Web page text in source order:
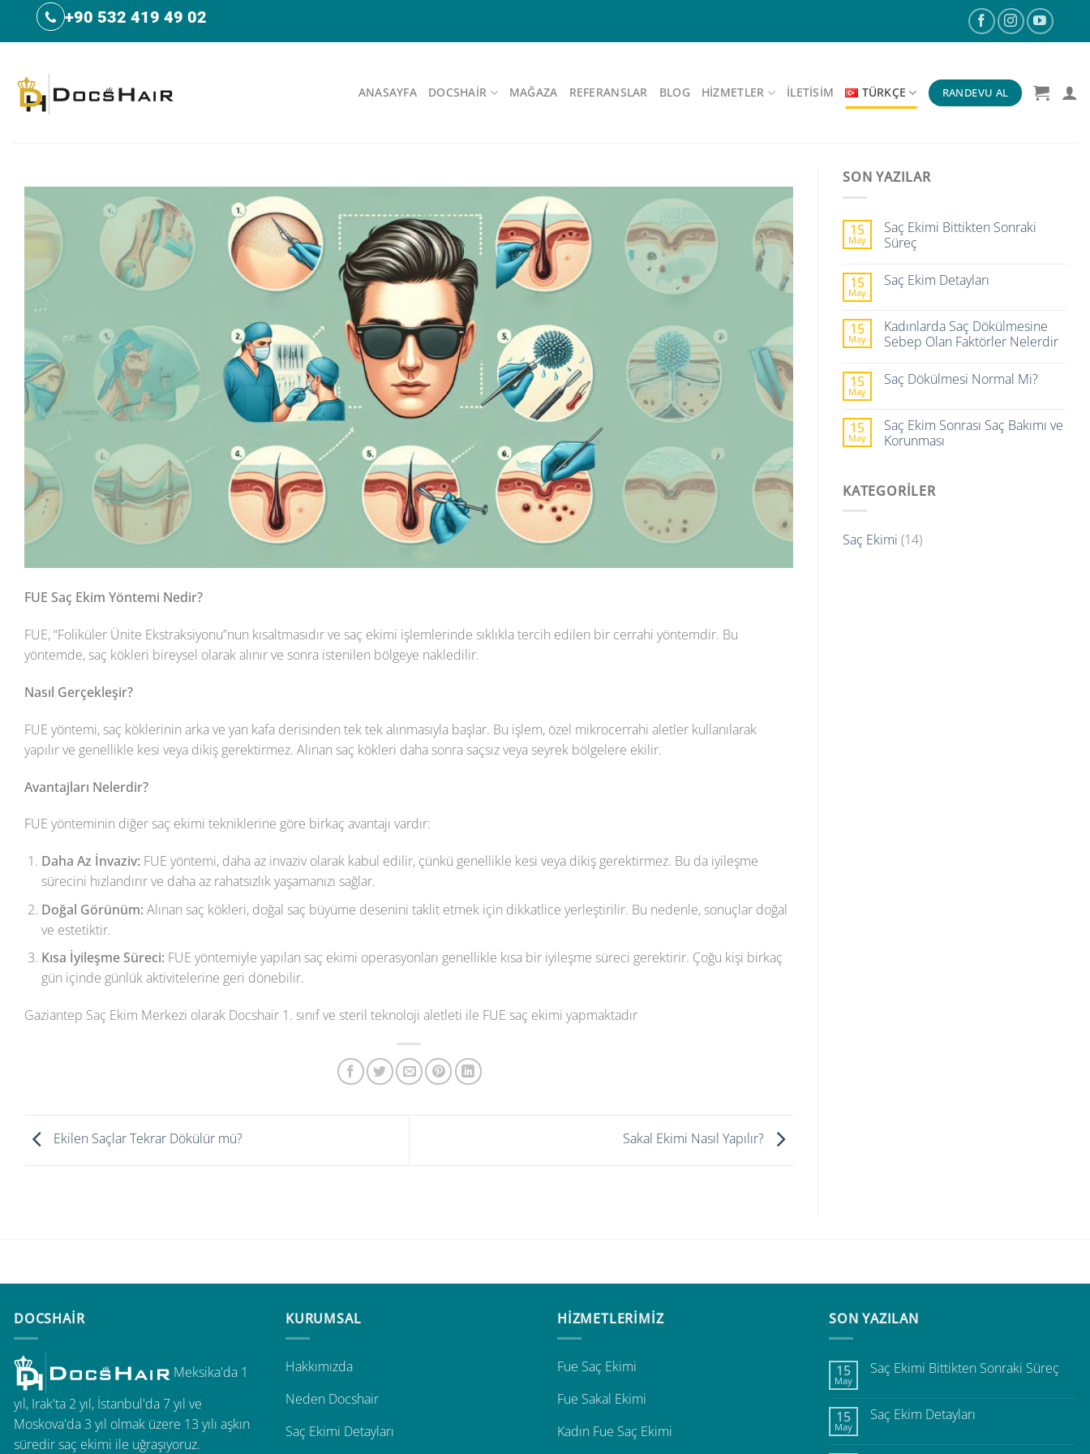
İçeriğe
+90 532 419 49 02
ANASAYFA DOCSHAIR MAĞAZA REFERANSLAR BLOG HIZMETLER ILETISIM TÜRKÇE RANDEVU AL
FUE Saç Ekim Yöntemi Nedir?
FUE, “Foliküler Ünite Ekstraksiyonu”nun kısaltmasıdır ve saç ekimi işlemlerinde sıklıkla tercih edilen bir cerrahi yöntemdir. Bu
yöntemde, saç kökleri bireysel olarak alınır ve sonra istenilen bölgeye nakledilir.
Nasıl Gerçekleşir?
FUE yöntemi, saç köklerinin arka ve yan kafa derisinden tek tek alınmasıyla başlar. Bu işlem, özel mikrocerrahi aletler kullanılarak
yapılır ve genellikle kesi veya dikiş gerektirmez. Alınan saç kökleri daha sonra saçsız veya seyrek bölgelere ekilir.
Avantajları Nelerdir?
FUE yönteminin diğer saç ekimi tekniklerine göre birkaç avantajı vardır:
Daha Az İnvaziv: FUE yöntemi, daha az invaziv olarak kabul edilir, çünkü genellikle kesi veya dikiş gerektirmez. Bu da iyileşme
sürecini hızlandırır ve daha az rahatsızlık yaşamanızı sağlar.
Doğal Görünüm: Alınan saç kökleri, doğal saç büyüme desenini taklit etmek için dikkatlice yerleştirilir. Bu nedenle, sonuçlar doğal
ve estetiktir.
Kısa İyileşme Süreci: FUE yöntemiyle yapılan saç ekimi operasyonları genellikle kısa bir iyileşme süreci gerektirir. Çoğu kişi birkaç
gün içinde günlük aktivitelerine geri dönebilir.
Gaziantep Saç Ekim Merkezi olarak Docshair 1. sınıf ve steril teknoloji aletleti ile FUE saç ekimi yapmaktadır
Ekilen Saçlar Tekrar Dökülür mü? Sakal Ekimi Nasıl Yapılır?
SON YAZILAR
15
May
Saç Ekimi Bittikten Sonraki
Süreç
15
May
Saç Ekim Detayları
15
May
Kadınlarda Saç Dökülmesine
Sebep Olan Faktörler Nelerdir
15
May
Saç Dökülmesi Normal Mi?
15
May
Saç Ekim Sonrası Saç Bakımı ve
Korunması
KATEGORILER
Saç Ekimi (14)
DOCSHAIR
Meksika'da 1
yıl, Irak'ta 2 yıl, İstanbul'da 7 yıl ve
Moskova'da 3 yıl olmak üzere 13 yılı aşkın
süredir saç ekimi ile uğraşıyoruz.
KURUMSAL
Hakkımızda
Neden Docshair
Saç Ekimi Detayları
HİZMETLERİMİZ
Fue Saç Ekimi
Fue Sakal Ekimi
Kadın Fue Saç Ekimi
SON YAZILAN
15
May
Saç Ekimi Bittikten Sonraki Süreç
15
May
Saç Ekim Detayları